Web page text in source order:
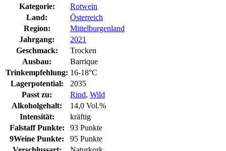
Kategorie:
Rotwein
Land:
Österreich
Region:
Mittelburgenland
Jahrgang:
2021
Geschmack:
Trocken
Ausbau:
Barrique
Trinkempfehlung: 16-18°C
Lagerpotential:
2035
Passt zu:
Rind, Wild
Alkoholgehalt:
14,0 Vol.%
Intensität:
kräftig
Falstaff Punkte:
93 Punkte
9Weine Punkte:
95 Punkte